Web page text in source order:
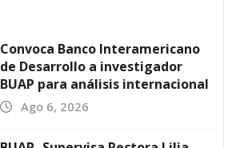
Convoca Banco Interamericano
de Desarrollo a investigador
BUAP para análisis internacional
Ago 6, 2026